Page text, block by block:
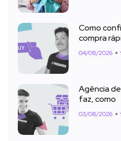
Como
compra
04/08/2026
Agência
faz, como
03/08/2026